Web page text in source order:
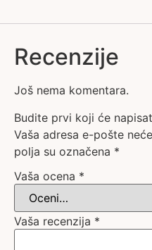
Recenzije
Još nema komentara.
Budite prvi koji će
Vaša adresa e-pošte
polja su označena *
Vaša ocena *
Vaša recenzija *